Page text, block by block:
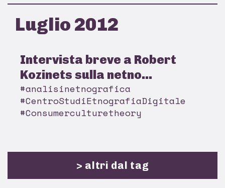
Luglio 2012
Intervista breve a Robert
Kozinets sulla netno...
#analisinetnografica
#CentroStudiEtnografiaDigitale
#Consumerculturetheory
> altri dal tag